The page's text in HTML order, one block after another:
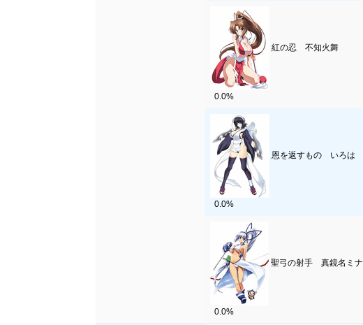
紅の忍 不知火舞
0.0%
恩を返すもの いろは
0.0%
聖弓の射手 真鏡名ミナ
0.0%